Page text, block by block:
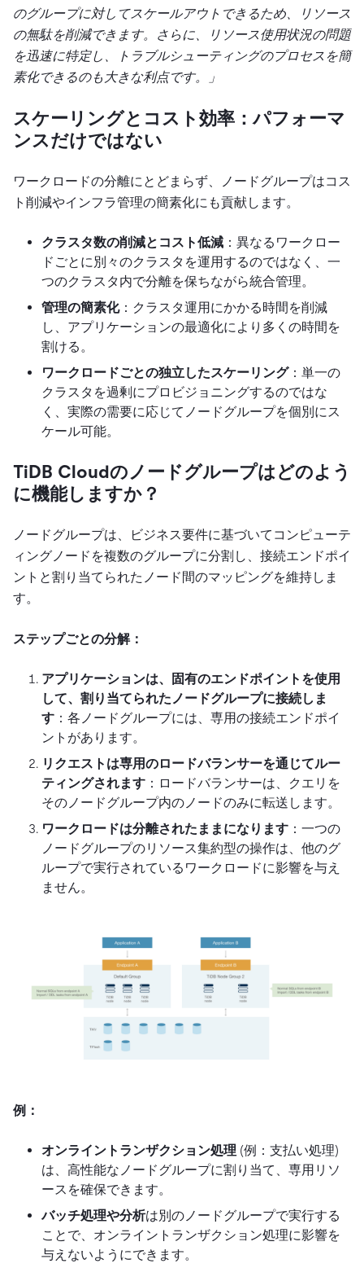
のグループに対してスケールアウトできるため、リソース
の無駄を削減できます。さらに、リソース使用状況の問題
を迅速に特定し、トラブルシューティングのプロセスを簡
素化できるのも大きな利点です。」
スケーリングとコスト効率：パフォーマ
ンスだけではない
ワークロードの分離にとどまらず、ノードグループはコス
ト削減やインフラ管理の簡素化にも貢献します。
クラスタ数の削減とコスト低減 ：異なるワークロー
ドごとに別々のクラスタを運用するのではなく、一
つのクラスタ内で分離を保ちながら統合管理。
管理の簡素化：クラスタ運用にかかる時間を削減
し、アプリケーションの最適化により多くの時間を
割ける。
ワークロードごとの独立したスケーリング：単一の
クラスタを過剰にプロビジョニングするのではな
く、実際の需要に応じてノードグループを個別にス
ケール可能。
TiDB Cloudのノードグループはどのよう
に機能しますか？
ノードグループは、ビジネス要件に基づいてコンピューテ
ィングノードを複数のグループに分割し、接続エンドポイ
ントと割り当てられたノード間のマッピングを維持しま
す。
ステップごとの分解：
アプリケーションは、固有のエンドポイントを使用
して、割り当てられたノードグループに接続しま
す ：各ノードグループには、専用の接続エンドポイ
ントがあります。
リクエストは専用のロードバランサーを通じてルー
ティングされます ：ロードバランサーは、クエリを
そのノードグループ内のノードのみに転送します。
ワークロードは分離されたままになります ：一つの
ノードグループのリソース集約型の操作は、他のグ
ループで実行されているワークロードに影響を与え
ません。
例 ：
オンライントランザクション処理 (例：支払い処理)
は、高性能なノードグループに割り当て、専用リソ
ースを確保できます。
バッチ処理や分析は別のノードグループで実行する
ことで、オンライントランザクション処理に影響を
与えないようにできます。